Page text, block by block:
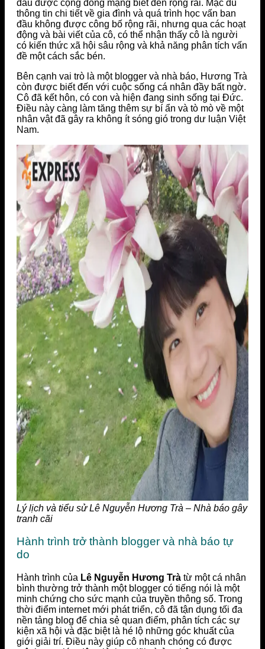
đầu được cộng đồng mạng biết đến rộng rãi. Mặc dù
thông tin chi tiết về gia đình và quá trình học vấn ban
đầu không được công bố rộng rãi, nhưng qua các hoạt
động và bài viết của cô, có thể nhận thấy cô là người
có kiến thức xã hội sâu rộng và khả năng phân tích vấn
đề một cách sắc bén.
Bên cạnh vai trò là một blogger và nhà báo, Hương Trà
còn được biết đến với cuộc sống cá nhân đầy bất ngờ.
Cô đã kết hôn, có con và hiện đang sinh sống tại Đức.
Điều này càng làm tăng thêm sự bí ẩn và tò mò về một
nhân vật đã gây ra không ít sóng gió trong dư luận Việt
Nam.
Lý lịch và tiểu sử Lê Nguyễn Hương Trà – Nhà báo gây
tranh cãi
Hành trình trở thành blogger và nhà báo tự
do
Hành trình của Lê Nguyễn Hương Trà từ một cá nhân
bình thường trở thành một blogger có tiếng nói là một
minh chứng cho sức mạnh của truyền thông số. Trong
thời điểm internet mới phát triển, cô đã tận dụng tối đa
nền tảng blog để chia sẻ quan điểm, phân tích các sự
kiện xã hội và đặc biệt là hé lộ những góc khuất của
giới giải trí. Điều này giúp cô nhanh chóng có được